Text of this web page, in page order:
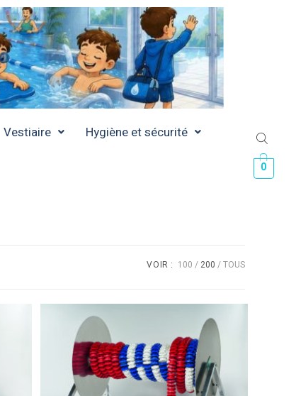
Vestiaire
Hygiène et sécurité
0
VOIR : 100 200 TOUS